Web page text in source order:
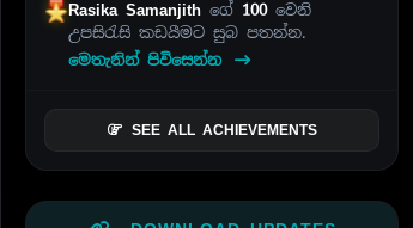
Rasika Samanjithගේ 100වෙනි
උපසිරැසි කඩයීමට සුබ පතන්න.
මෙතැනින් පිවිසෙන්න
SEE ALL ACHIEVEMENTS